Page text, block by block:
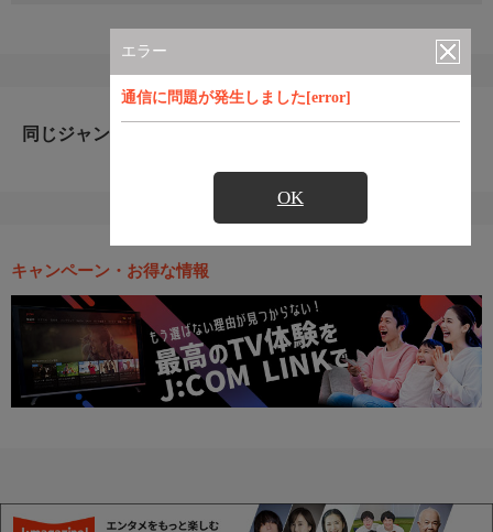
エラー
通信に問題が発生しました[error]
OK
同じジャンルのおすすめ番組
キャンペーン・お得な情報